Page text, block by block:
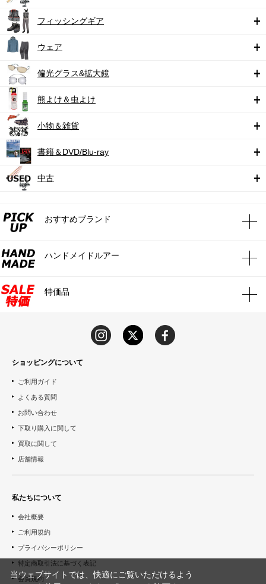
フィッシングギア
ウェア
偏光グラス&拡大鏡
熊よけ＆虫よけ
小物＆雑貨
書籍＆DVD/Blu-ray
中古
おすすめブランド
ハンドメイドルアー
特価品
ショッピングについて
ご利用ガイド
よくある質問
お問い合わせ
下取り購入に関して
買取に関して
店舗情報
私たちについて
会社概要
ご利用規約
プライバシーポリシー
特定商取引法に基づく表記
会員規約
当ウェブサイトでは、快適にご覧いただけるよう